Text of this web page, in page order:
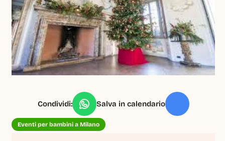
Condividi: Salva in calendario
Eventi per bambini a Milano